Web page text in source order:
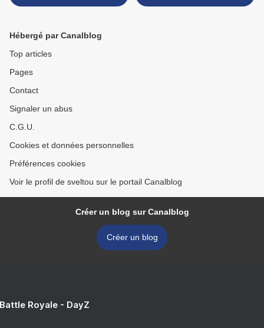
Hébergé par Canalblog
Top articles
Pages
Contact
Signaler un abus
C.G.U.
Cookies et données personnelles
Préférences cookies
Voir le profil de sveltou sur le portail Canalblog
Créer un blog sur Canalblog
Créer un blog
Royale - DayZ